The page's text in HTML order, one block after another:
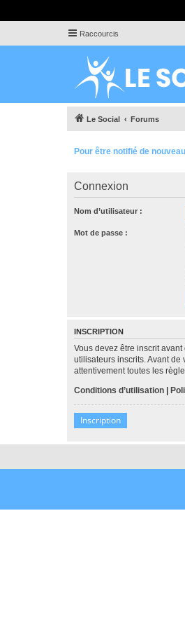
Raccourcis
Le Social Forums
Pour être notifié de
Connexion
Nom d’utilisateur :
Mot de passe :
INSCRIPTION
Vous devez être inscrit
utilisateurs inscrits. Avant
attentivement toutes les
Conditions d’utilisation |
Inscription